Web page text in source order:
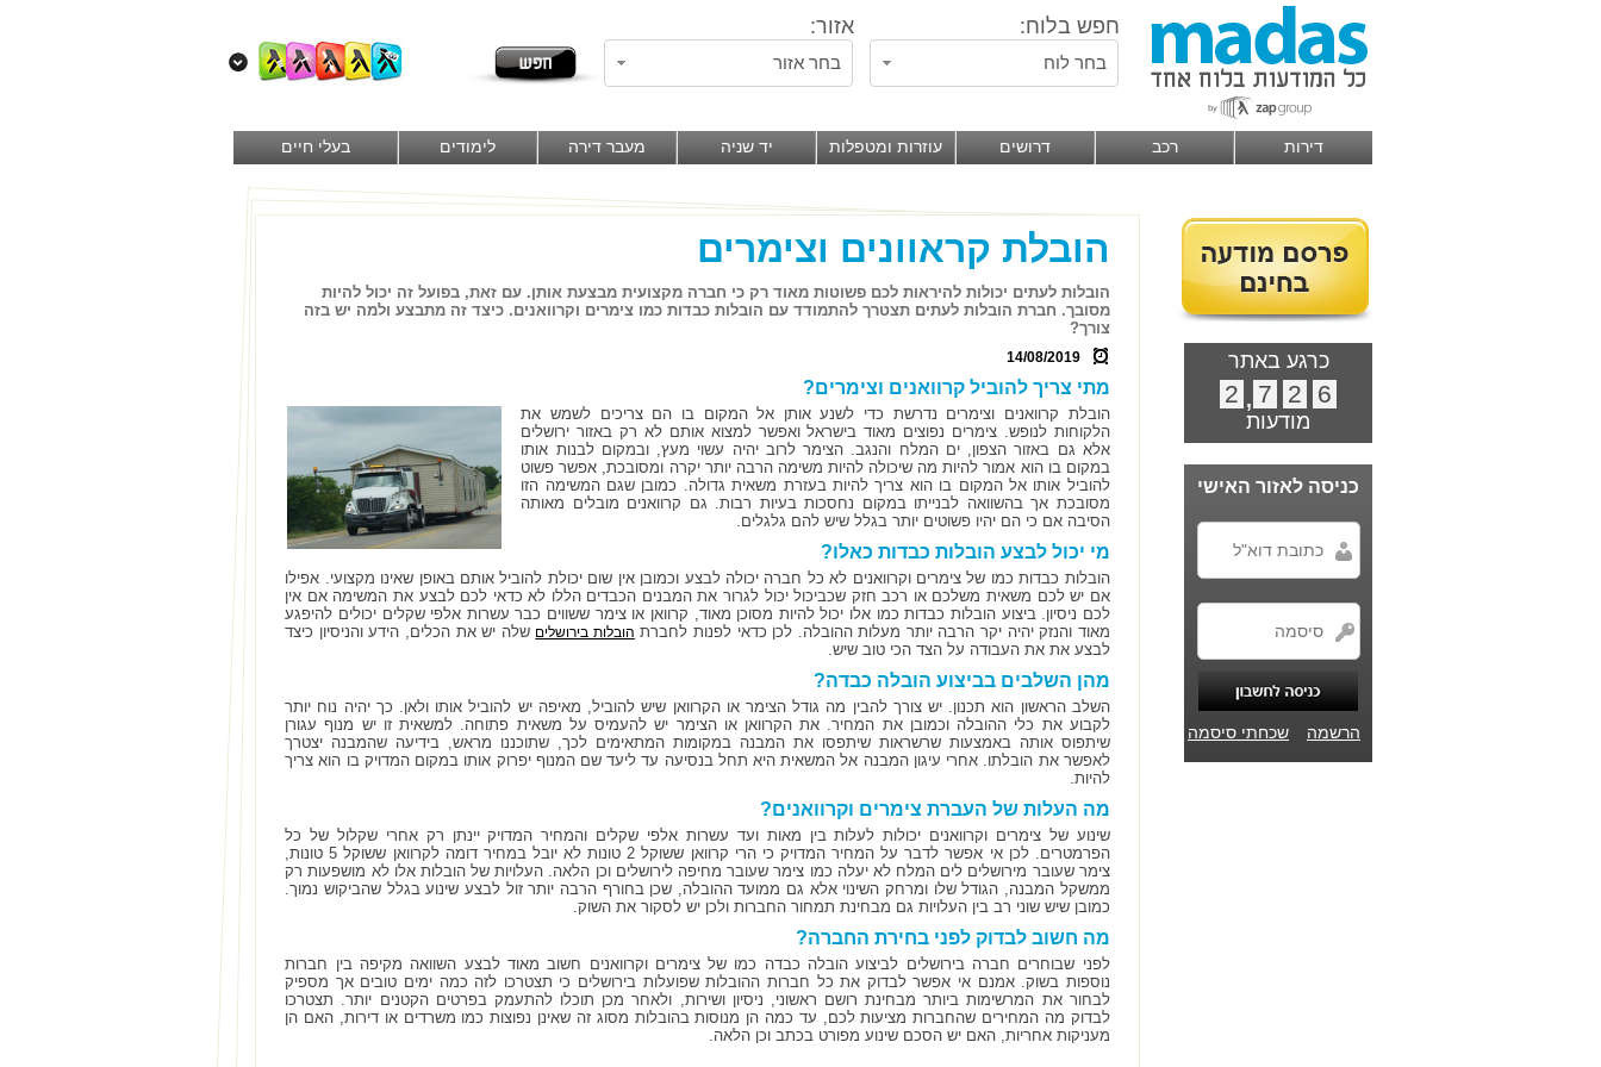
חפש בלוח: אזור:
בחר לוח בחר אזור
דירות רכב דרושים עוזרות ומטפלות יד שניה מעבר דירה לימודים בעלי חיים
כרגע באתר
6
2
7
,
2
מודעות
כניסה לאזור האישי
הרשמה שכחתי סיסמה
הובלת קראוונים וצימרים
הובלות לעתים יכולות להיראות לכם פשוטות מאוד רק כי חברה מקצועית מבצעת אותן. עם זאת, בפועל זה יכול להיות
מסובך. חברת הובלות לעתים תצטרך להתמודד עם הובלות כבדות כמו צימרים וקרוואנים. כיצד זה מתבצע ולמה יש בזה
צורך?
14/08/2019
מתי צריך להוביל קרוואנים וצימרים?
הובלת קרוואנים וצימרים נדרשת כדי לשנע אותן אל המקום בו הם צריכים לשמש את
הלקוחות לנופש. צימרים נפוצים מאוד בישראל ואפשר למצוא אותם לא רק באזור ירושלים
אלא גם באזור הצפון, ים המלח והנגב. הצימר לרוב יהיה עשוי מעץ, ובמקום לבנות אותו
במקום בו הוא אמור להיות מה שיכולה להיות משימה הרבה יותר יקרה ומסובכת, אפשר פשוט
להוביל אותו אל המקום בו הוא צריך להיות בעזרת משאית גדולה. כמובן שגם המשימה הזו
מסובכת אך בהשוואה לבנייתו במקום נחסכות בעיות רבות. גם קרוואנים מובלים מאותה
הסיבה אם כי הם יהיו פשוטים יותר בגלל שיש להם גלגלים.
מי יכול לבצע הובלות כבדות כאלו?
הובלות כבדות כמו של צימרים וקרוואנים לא כל חברה יכולה לבצע וכמובן אין שום יכולת להוביל אותם באופן שאינו מקצועי. אפילו
אם יש לכם משאית משלכם או רכב חזק שכביכול יכול לגרור את המבנים הכבדים הללו לא כדאי לכם לבצע את המשימה אם אין
לכם ניסיון. ביצוע הובלות כבדות כמו אלו יכול להיות מסוכן מאוד, קרוואן או צימר ששווים כבר עשרות אלפי שקלים יכולים להיפגע
מאוד והנזק יהיה יקר הרבה יותר מעלות ההובלה. לכן כדאי לפנות לחברת הובלות בירושלים שלה יש את הכלים, הידע והניסיון כיצד
לבצע את את העבודה על הצד הכי טוב שיש.
מהן השלבים בביצוע הובלה כבדה?
השלב הראשון הוא תכנון. יש צורך להבין מה גודל הצימר או הקרוואן שיש להוביל, מאיפה יש להוביל אותו ולאן. כך יהיה נוח יותר
לקבוע את כלי ההובלה וכמובן את המחיר. את הקרוואן או הצימר יש להעמיס על משאית פתוחה. למשאית זו יש מנוף עגורן
שיתפוס אותה באמצעות שרשראות שיתפסו את המבנה במקומות המתאימים לכך, שתוכננו מראש, בידיעה שהמבנה יצטרך
לאפשר את הובלתו. אחרי עיגון המבנה אל המשאית היא תחל בנסיעה עד ליעד שם המנוף יפרוק אותו במקום המדויק בו הוא צריך
להיות.
מה העלות של העברת צימרים וקרוואנים?
שינוע של צימרים וקרוואנים יכולות לעלות בין מאות ועד עשרות אלפי שקלים והמחיר המדויק יינתן רק אחרי שקלול של כל
הפרמטרים. לכן אי אפשר לדבר על המחיר המדויק כי הרי קרוואן ששוקל 2 טונות לא יובל במחיר דומה לקרוואן ששוקל 5 טונות,
צימר שעובר מירושלים לים המלח לא יעלה כמו צימר שעובר מחיפה לירושלים וכן הלאה. העלויות של הובלות אלו לא מושפעות רק
ממשקל המבנה, הגודל שלו ומרחק השינוי אלא גם ממועד ההובלה, שכן בחורף הרבה יותר זול לבצע שינוע בגלל שהביקוש נמוך.
כמובן שיש שוני רב בין העלויות גם מבחינת תמחור החברות ולכן יש לסקור את השוק.
מה חשוב לבדוק לפני בחירת החברה?
לפני שבוחרים חברה בירושלים לביצוע הובלה כבדה כמו של צימרים וקרוואנים חשוב מאוד לבצע השוואה מקיפה בין חברות
נוספות בשוק. אמנם אי אפשר לבדוק את כל חברות ההובלות שפועלות בירושלים כי תצטרכו לזה כמה ימים טובים אך מספיק
לבחור את המרשימות ביותר מבחינת רושם ראשוני, ניסיון ושירות, ולאחר מכן תוכלו להתעמק בפרטים הקטנים יותר. תצטרכו
לבדוק מה המחירים שהחברות מציעות לכם, עד כמה הן מנוסות בהובלות מסוג זה שאינן נפוצות כמו משרדים או דירות, האם הן
מעניקות אחריות, האם יש הסכם שינוע מפורט בכתב וכן הלאה.